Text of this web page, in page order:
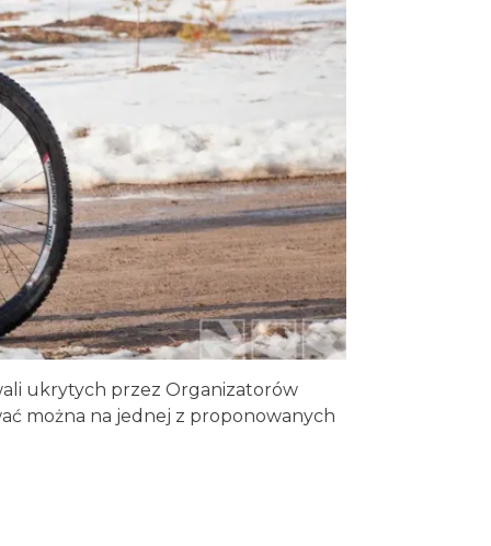
ukrytych przez Organizatorów
można na jednej z proponowanych